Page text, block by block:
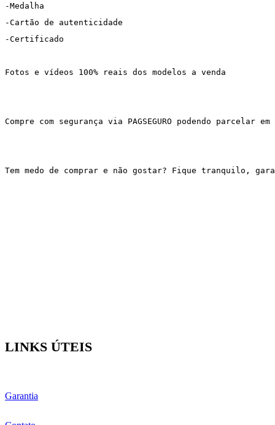
-Medalha
-Cartão de autenticidade
-Certificado
Fotos e vídeos 100% reais dos modelos a venda
Compre com segurança via PAGSEGURO podendo
Tem medo de comprar e não gostar? Fique tranquilo,
LINKS ÚTEIS
Garantia